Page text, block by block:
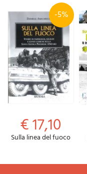
-5%
€ 17,10
Sulla linea del fuoco